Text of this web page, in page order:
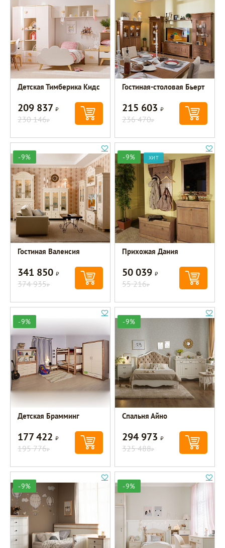
Детская Тимберика Кидс
209 837Р
230 146Р
Гостиная-столовая Бьерт
215 603Р
236 470Р
-9%
Гостиная Валенсия
341 850Р
374 935Р
-9% ХИТ
Прихожая Дания
50 039Р
55 216Р
-9%
Детская Брамминг
177 422Р
195 776Р
-9%
Спальня Айно
294 973Р
325 488Р
-9% -9%